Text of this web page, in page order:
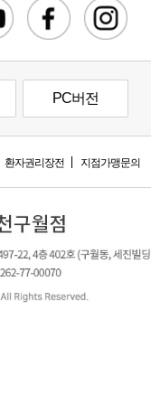
PC버전
환자권리장전 지점가맹문의